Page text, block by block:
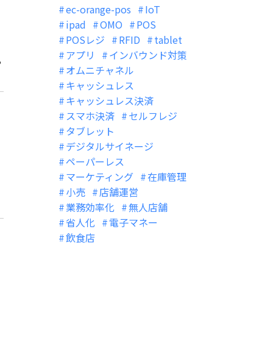
ec-orange-pos
IoT
ipad
OMO
POS
POSレジ
RFID
tablet
アプリ
インバウンド対策
オムニチャネル
キャッシュレス
キャッシュレス決済
スマホ決済
セルフレジ
タブレット
デジタルサイネージ
ペーパーレス
マーケティング
在庫管理
小売
店舗運営
業務効率化
無人店舗
省人化
電子マネー
飲食店